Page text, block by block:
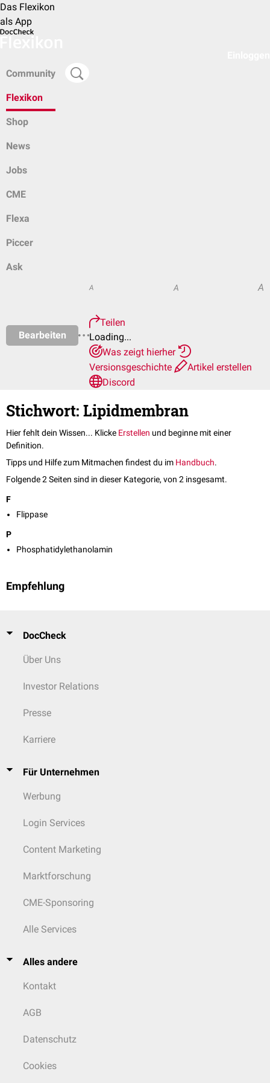
Das Flexikon
als App
Community
Flexikon
Shop
News
Jobs
CME
Flexa
Piccer
Ask
Bearbeiten
A A A
Teilen
Loading...
Was zeigt hierher
Versionsgeschichte
Artikel erstellen
Discord
Stichwort: Lipidmembran
Hier fehlt dein Wissen... Klicke Erstellen und beginne mit einer
Definition.
Tipps und Hilfe zum Mitmachen findest du im Handbuch.
Folgende 2 Seiten sind in dieser Kategorie, von 2 insgesamt.
F
Flippase
P
Phosphatidylethanolamin
Empfehlung
DocCheck
Über Uns
Investor Relations
Presse
Karriere
Für Unternehmen
Werbung
Login Services
Content Marketing
Marktforschung
CME-Sponsoring
Alle Services
Alles andere
Kontakt
AGB
Datenschutz
Cookies